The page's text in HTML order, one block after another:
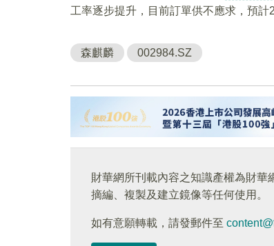
工率逐步提升，目前訂單供不應求，預計
森麒麟 002984.SZ
財華網所刊載內容之知識產權為財華
摘編、複製及建立鏡像等任何使用。
如有意願轉載，請發郵件至